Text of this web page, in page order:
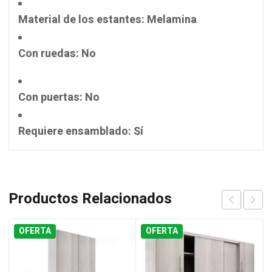
Material de los estantes: Melamina
Con ruedas: No
Con puertas: No
Requiere ensamblado: Sí
Productos Relacionados
OFERTA OFERTA